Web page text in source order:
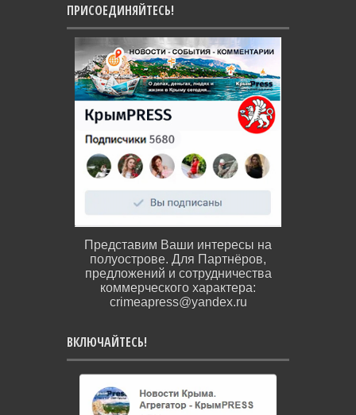
ПРИСОЕДИНЯЙТЕСЬ!
Представим Ваши интересы на
полуострове. Для Партнёров,
предложений и сотрудничества
коммерческого характера:
crimeapress@yandex.ru
ВКЛЮЧАЙТЕСЬ!